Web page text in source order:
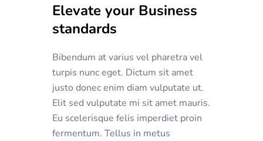
Elevate your Business
standards
Bibendum at varius vel pharetra vel
turpis nunc eget. Dictum sit amet
justo donec enim diam vulputate ut.
Elit sed vulputate mi sit amet mauris.
Eu scelerisque felis imperdiet proin
fermentum. Tellus in metus